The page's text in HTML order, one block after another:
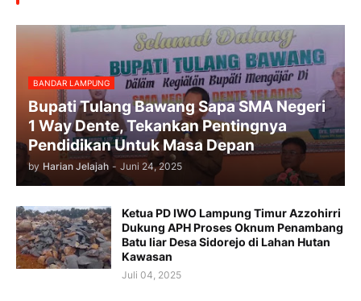
BANDAR LAMPUNG
Bupati Tulang Bawang Sapa SMA Negeri
1 Way Dente, Tekankan Pentingnya
Pendidikan Untuk Masa Depan
by Harian Jelajah - Juni 24, 2025
Ketua PD IWO Lampung Timur Azzohirri
Dukung APH Proses Oknum Penambang
Batu liar Desa Sidorejo di Lahan Hutan
Kawasan
Juli 04, 2025